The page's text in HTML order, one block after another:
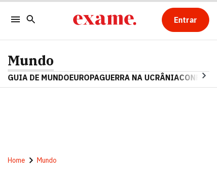
Entrar
Mundo
GUIA DE MUNDOEUROPAGUERRA NA UCRÂNIA
Home Mundo